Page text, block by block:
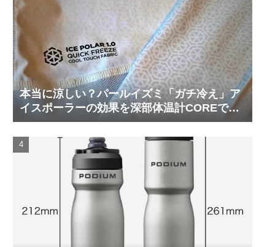
本当に涼しい？パールイズミ「ガチ冷え」ア
イスポーラーの効果を深部体温計COREで測
ってみた